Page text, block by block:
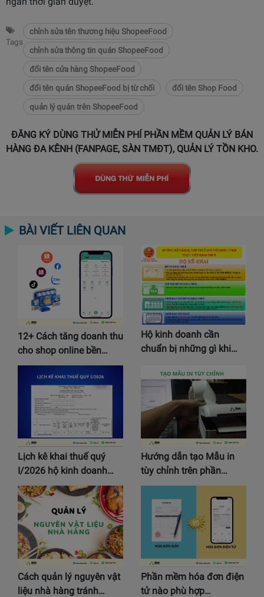
Tags
chỉnh sửa tên thương hiệu ShopeeFood
chỉnh sửa thông tin quán ShopeeFood
đổi tên cửa hàng ShopeeFood
đổi tên quán ShopeeFood bị từ chối
đổi tên Shop Food
quản lý quán trên ShopeeFood
ĐĂNG KÝ DÙNG THỬ MIỄN PHÍ PHẦN MỀM QUẢN LÝ BÁN
HÀNG ĐA KÊNH (FANPAGE, SÀN TMĐT), QUẢN LÝ TỒN KHO.
BÀI VIẾT LIÊN QUAN
12+ Cách tăng doanh thu
cho shop online bền…
Hộ kinh doanh cần
chuẩn bị những gì khi…
Lịch kê khai thuế quý
I/2026 hộ kinh doanh…
Hướng dẫn tạo Mẫu in
tùy chỉnh trên phần…
Cách quản lý nguyên vật
liệu nhà hàng tránh…
Phần mềm hóa đơn điện
tử nào phù hợp…